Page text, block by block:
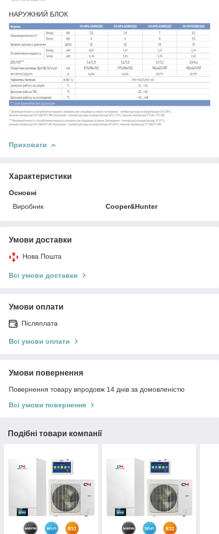
НАРУЖНИЙ БЛОК
Приховати
Характеристики
Основні
Виробник
Cooper&Hunter
Умови доставки
Нова Пошта
Всі умови доставки
Умови оплати
Післяплата
Всі умови оплати
Умови повернення
Повернення товару впродовж 14 днів за домовленістю
Всі умови повернення
Подібні товари компанії